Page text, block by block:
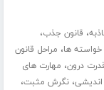
، قانون جذب،
ها، مراحل قانون
درون، مهارت های
،نگرش مثبت،